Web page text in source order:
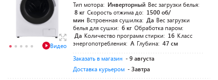
Видео
Тип мотора: Инверторный Вес загрузки белья:
8 кг Скорость отжима до: 1500 об/
мин Встроенная сушилка: Да Вес загрузки
белья для сушки: 6 кг Обработка паром:
Да Количество программ стирки: 16 Класс
энергопотребления: A Глубина: 47 см
Заказать в магазин - 9 августа
Доставка курьером - Завтра